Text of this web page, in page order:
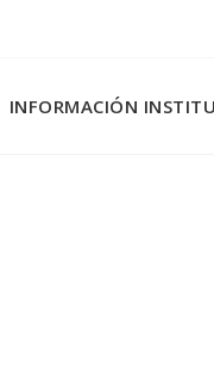
INFORMACIÓN